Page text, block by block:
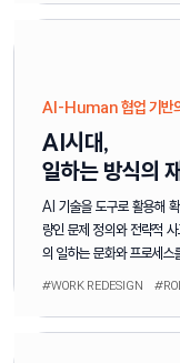
AI-Human 협업 기반
AI시대,
일하는 방식의
AI 기술을 도구로 활용해
량인 문제 정의와 전략적
의 일하는 문화와 프로세스
#WORK REDESIGN